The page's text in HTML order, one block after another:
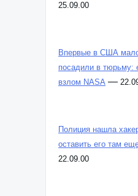
25.09.00
Впервые в США
посадили в тюрьму:
взлом NASA —
Полиция нашла
оставить его там
22.09.00